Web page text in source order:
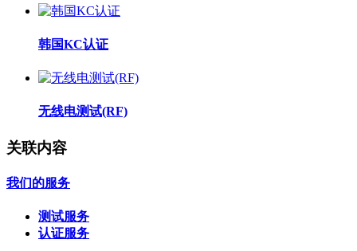
韩国KC认证
无线电测试(RF)
关联内容
我们的服务
测试服务
认证服务